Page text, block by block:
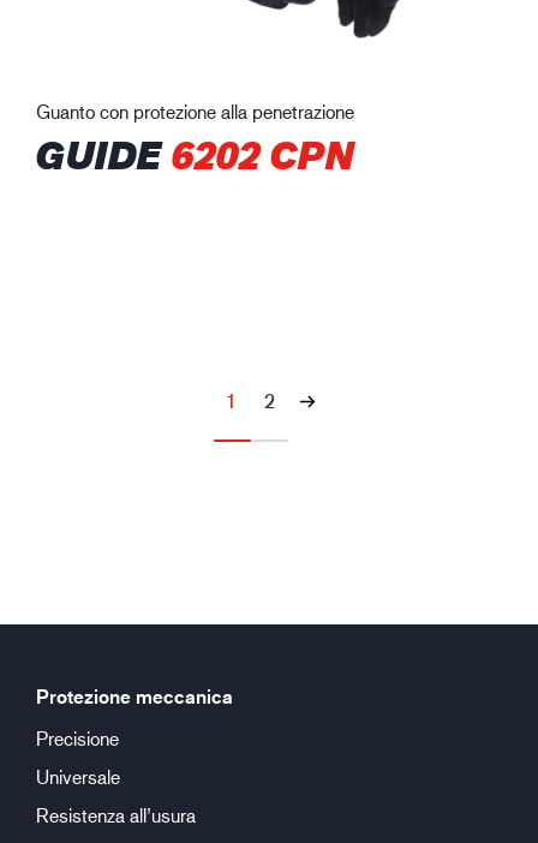
Guanto con protezione alla penetrazione
GUIDE6202 CPN
1 2
Protezione meccanica
Precisione
Universale
Resistenza all’usura